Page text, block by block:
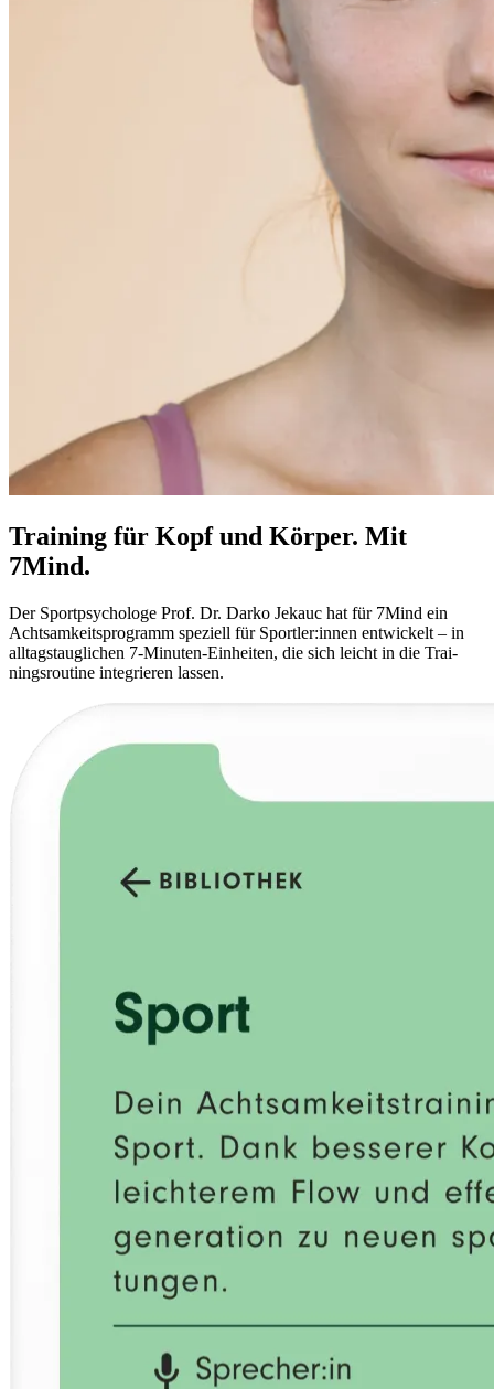
Training für Kopf und Körper. Mit
7Mind.
Der Sport­psy­cho­loge Prof. Dr. Darko Jekauc hat für 7Mind ein
Acht­sam­keits­pro­gramm spe­zi­ell für Sportler:innen ent­wi­ckelt – in
all­tags­taug­li­chen 7-Minu­ten-Ein­hei­ten, die sich leicht in die Trai­
nings­rou­tine inte­grie­ren lassen.